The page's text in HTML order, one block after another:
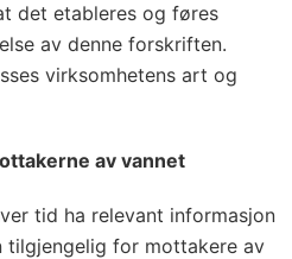
det etableres og føres
av denne forskriften.
virksomhetens art og
av vannet
tid ha relevant informasjon
tilgjengelig for mottakere av